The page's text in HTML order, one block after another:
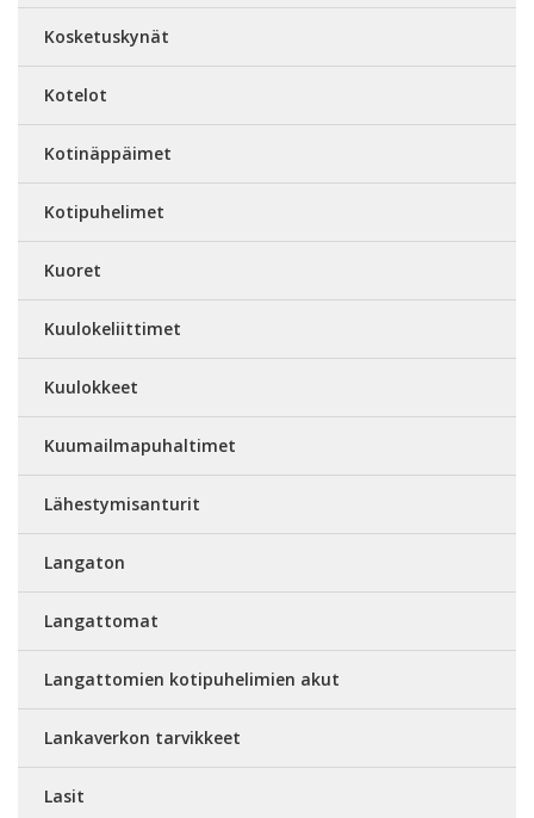
Kosketuskynät
Kotelot
Kotinäppäimet
Kotipuhelimet
Kuoret
Kuulokeliittimet
Kuulokkeet
Kuumailmapuhaltimet
Lähestymisanturit
Langaton
Langattomat
Langattomien kotipuhelimien akut
Lankaverkon tarvikkeet
Lasit